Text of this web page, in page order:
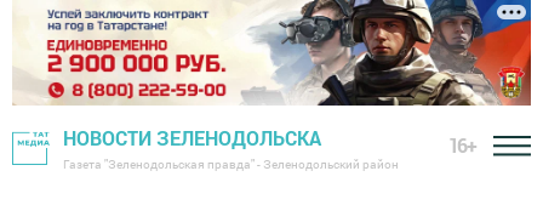
НОВОСТИ ЗЕЛЕНОДОЛЬСКА
Газета "Зеленодольская правда" - Зеленодольский район
16+